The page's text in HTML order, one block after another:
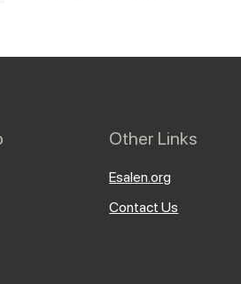
Other Links
Esalen.org
Contact Us